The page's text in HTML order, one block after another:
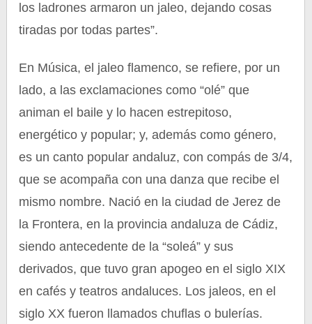
los ladrones armaron un jaleo, dejando cosas
tiradas por todas partes”.
En Música, el jaleo flamenco, se refiere, por un
lado, a las exclamaciones como “olé” que
animan el baile y lo hacen estrepitoso,
energético y popular; y, además como género,
es un canto popular andaluz, con compás de 3/4,
que se acompaña con una danza que recibe el
mismo nombre. Nació en la ciudad de Jerez de
la Frontera, en la provincia andaluza de Cádiz,
siendo antecedente de la “soleá” y sus
derivados, que tuvo gran apogeo en el siglo XIX
en cafés y teatros andaluces. Los jaleos, en el
siglo XX fueron llamados chuflas o bulerías.